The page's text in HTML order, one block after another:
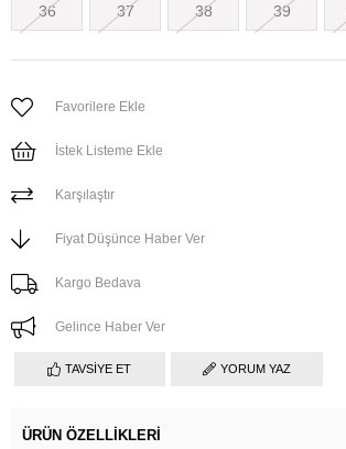
36 37 38 39
Favorilere Ekle
İstek Listeme Ekle
Karşılaştır
Fiyat Düşünce Haber Ver
Kargo Bedava
Gelince Haber Ver
TAVSIYE ET YORUM YAZ
ÜRÜN ÖZELLIKLERI